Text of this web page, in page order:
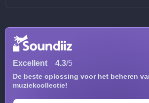
Excellent 4.3/5
De beste oplossing voor het beheren
muziekcollectie!